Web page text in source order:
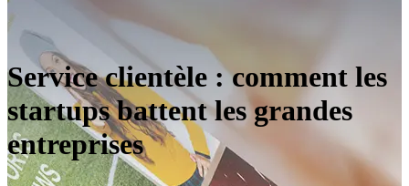
Service clientèle : comment les
startups battent les grandes
entreprises